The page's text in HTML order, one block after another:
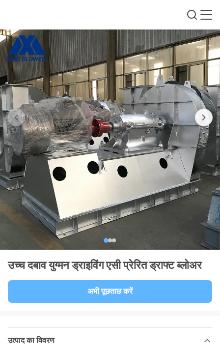
उच्च दबाव युग्मन ड्राइविंग एसी प्रेरित ड्राफ्ट ब्लोअर
अभी पूछताछ करें
उत्पाद का विवरण